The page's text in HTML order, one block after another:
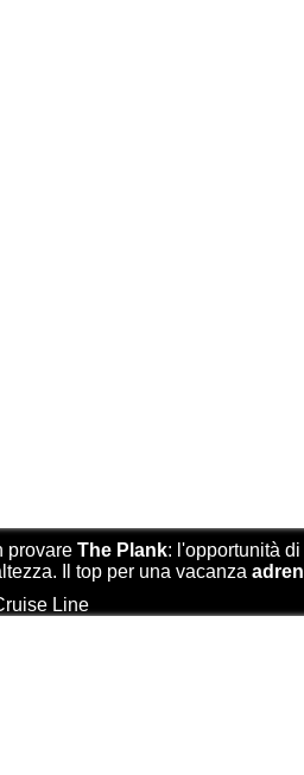
provare The Plank: l'opportunità
Il top per una vacanza
Line